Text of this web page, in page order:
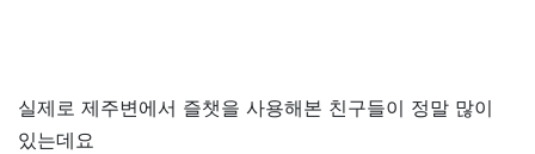
실제로 제주변에서 즐챗을 사용해본 친구들이 정말 많이
있는데요